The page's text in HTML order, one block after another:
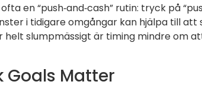
en “push‑and‑cash” rutin: tryck på
i tidigare omgångar kan hjälpa till att
helt slumpmässigt är timing mindre om
Goals Matter